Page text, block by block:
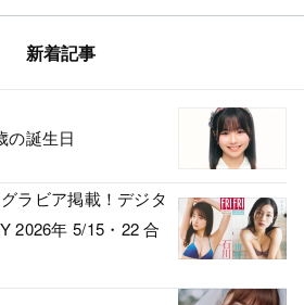
新着記事
の誕生日
ラビア掲載！デジタ
2026年 5/15・22 合